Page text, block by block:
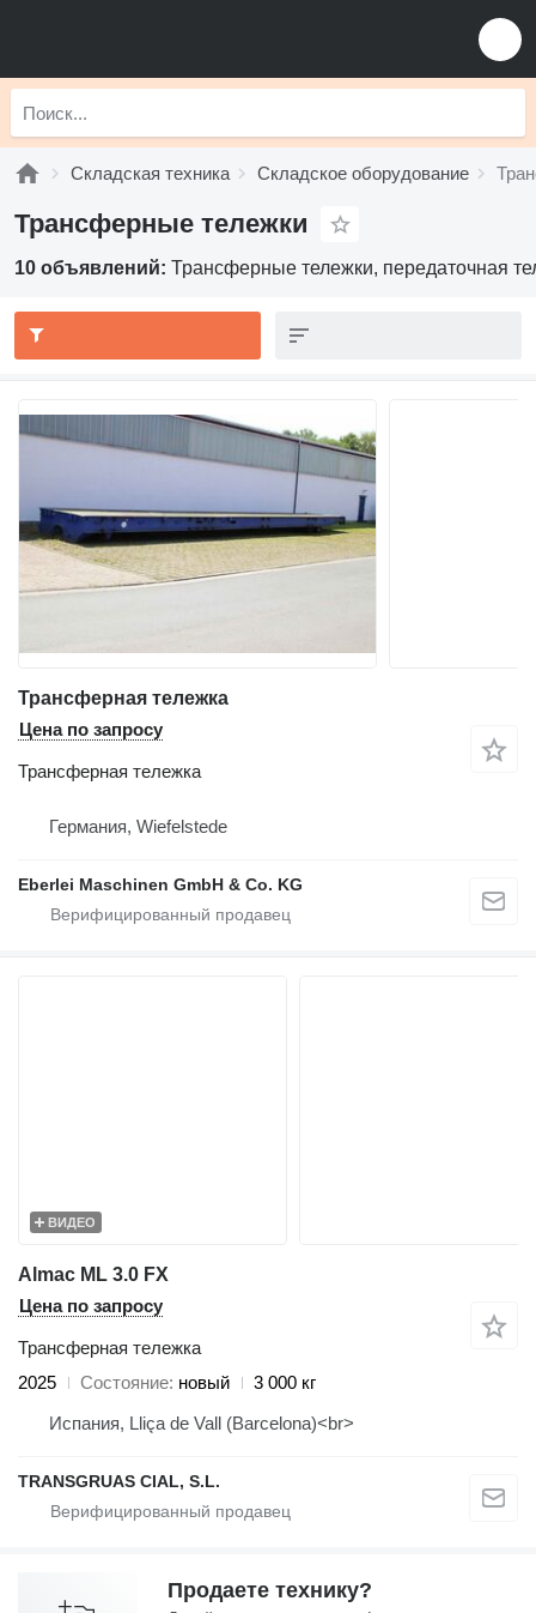
Складская техника Складское оборудование
Трансферные тележки
10 объявлений: Трансферные тележки, передаточная
Трансферная тележка
Цена по запросу
Трансферная тележка
Германия, Wiefelstede
Eberlei Maschinen GmbH & Co. KG
ВИДЕО
Almac ML 3.0 FX
Цена по запросу
Трансферная тележка
2025
Состояние новый
3 000 кг
Испания, Lliça de Vall (Barcelona)<br>
TRANSGRUAS CIAL, S.L.
Продаете технику?